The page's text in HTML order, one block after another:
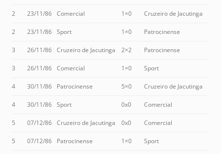
2 23/11/86 Comercial 1×0 Cruzeiro de Jacutinga
2 23/11/86 Sport 1×0 Patrocinense
3 26/11/86 Cruzeiro de Jacutinga 2×2 Patrocinense
3 26/11/86 Comercial 1×0 Sport
4 30/11/86 Patrocinense 5×0 Cruzeiro de Jacutinga
4 30/11/86 Sport 0x0 Comercial
5 07/12/86 Cruzeiro de Jacutinga 0x0 Comercial
5 07/12/86 Patrocinense 1×0 Sport